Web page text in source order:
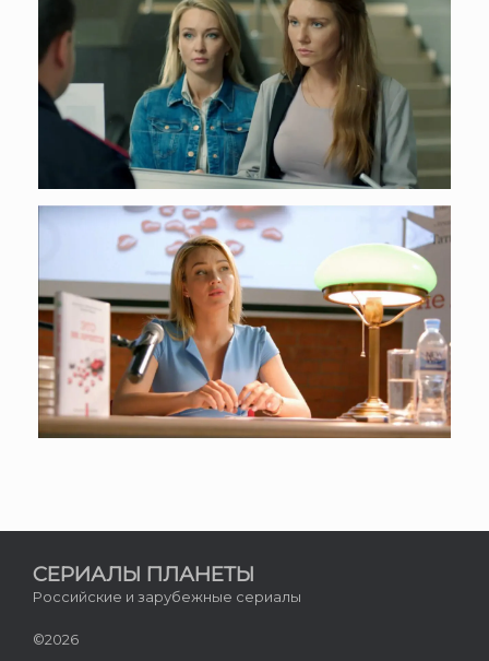
СЕРИАЛЫ ПЛАНЕТЫ
Российские и зарубежные сериалы
©2026